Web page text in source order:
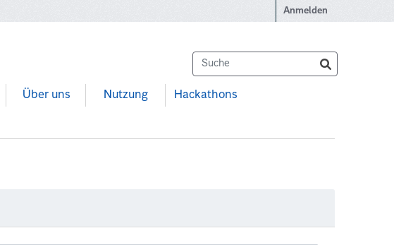
Anmelden
Über uns Nutzung Hackathons